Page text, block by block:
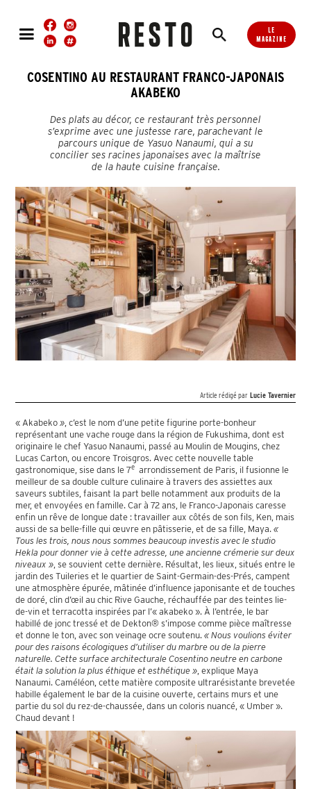
LE
MAGAZINE
COSENTINO AU RESTAURANT FRANCO-JAPONAIS
AKABEKO
Des plats au décor, ce restaurant très personnel
s’exprime avec une justesse rare, parachevant le
parcours unique de Yasuo Nanaumi, qui a su
concilier ses racines japonaises avec la maîtrise
de la haute cuisine française.
Article rédigé par Lucie Tavernier
« Akabeko », c’est le nom d’une petite figurine porte-bonheur
représentant une vache rouge dans la région de Fukushima, dont est
originaire le chef Yasuo Nanaumi, passé au Moulin de Mougins, chez
Lucas Carton, ou encore Troisgros. Avec cette nouvelle table
gastronomique, sise dans le 7e arrondissement de Paris, il fusionne le
meilleur de sa double culture culinaire à travers des assiettes aux
saveurs subtiles, faisant la part belle notamment aux produits de la
mer, et envoyées en famille. Car à 72 ans, le Franco-Japonais caresse
enfin un rêve de longue date : travailler aux côtés de son fils, Ken, mais
aussi de sa belle-fille qui œuvre en pâtisserie, et de sa fille, Maya.«
Tous les trois, nous nous sommes beaucoup investis avec le studio
Hekla pour donner vie à cette adresse, une ancienne crémerie sur deux
niveaux », se souvient cette dernière. Résultat, les lieux, situés entre le
jardin des Tuileries et le quartier de Saint-Germain-des-Prés, campent
une atmosphère épurée, mâtinée d’influence japonisante et de touches
de doré, clin d’œil au chic Rive Gauche, réchauffée par des teintes lie-
de-vin et terracotta inspirées par l’« akabeko ». À l’entrée, le bar
habillé de jonc tressé et de Dekton® s’impose comme pièce maîtresse
et donne le ton, avec son veinage ocre soutenu.« Nous voulions éviter
pour des raisons écologiques d’utiliser du marbre ou de la pierre
naturelle. Cette surface architecturale Cosentino neutre en carbone
était la solution la plus éthique et esthétique », explique Maya
Nanaumi. Caméléon, cette matière composite ultrarésistante brevetée
habille également le bar de la cuisine ouverte, certains murs et une
partie du sol du rez-de-chaussée, dans un coloris nuancé, « Umber ».
Chaud devant !